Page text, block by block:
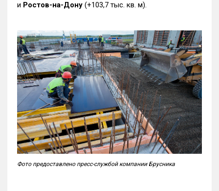
и Ростов-на-Дону (+103,7 тыс. кв. м).
Фото предоставлено пресс-службой компании Брусника